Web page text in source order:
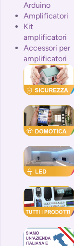
Arduino
Amplificatori
Kit
amplificatori
Accessori per
amplificatori